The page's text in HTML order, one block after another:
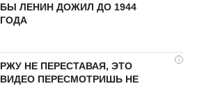
БЫ ЛЕНИН ДОЖИЛ ДО 1944
ГОДА
i
РЖУ НЕ ПЕРЕСТАВАЯ, ЭТО
ВИДЕО ПЕРЕСМОТРИШЬ НЕ